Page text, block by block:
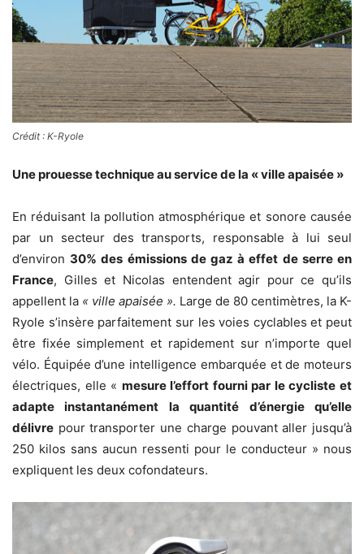
Crédit : K-Ryole
Une prouesse technique au service de la « ville apaisée »
En réduisant la pollution atmosphérique et sonore causée
par un secteur des transports, responsable à lui seul
d’environ 30% des émissions de gaz à effet de serre en
France, Gilles et Nicolas entendent agir pour ce qu’ils
appellent la « ville apaisée ». Large de 80 centimètres, la K-
Ryole s’insère parfaitement sur les voies cyclables et peut
être fixée simplement et rapidement sur n’importe quel
vélo. Équipée d’une intelligence embarquée et de moteurs
électriques, elle « mesure l’effort fourni par le cycliste et
adapte instantanément la quantité d’énergie qu’elle
délivre pour transporter une charge pouvant aller jusqu’à
250 kilos sans aucun ressenti pour le conducteur » nous
expliquent les deux cofondateurs.